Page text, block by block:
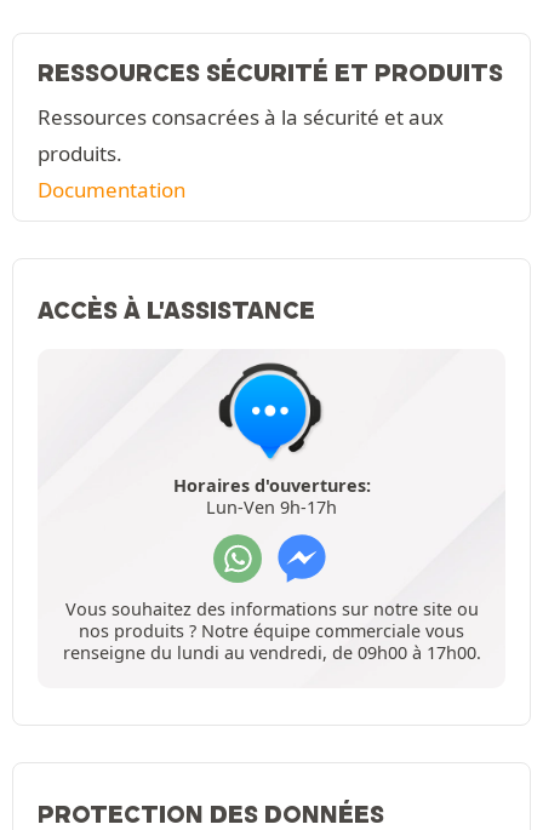
RESSOURCES SÉCURITÉ ET PRODUITS
Ressources consacrées à la sécurité et aux
produits.
Documentation
ACCÈS À L'ASSISTANCE
Horaires d'ouvertures:
Lun-Ven 9h-17h
Vous souhaitez des informations sur notre site ou
nos produits ? Notre équipe commerciale vous
renseigne du lundi au vendredi, de 09h00 à 17h00.
PROTECTION DES DONNÉES